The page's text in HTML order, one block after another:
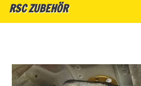
RSC ZUBEHÖR